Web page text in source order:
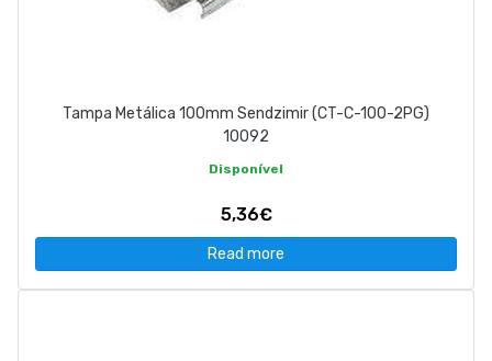
Tampa Metálica 100mm Sendzimir (CT-C-100-2PG)
10092
Disponível
5,36€
Read more